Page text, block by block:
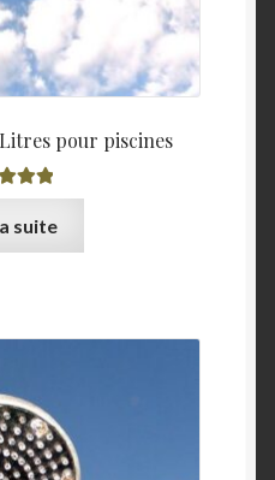
pour piscines
sur
5 suite